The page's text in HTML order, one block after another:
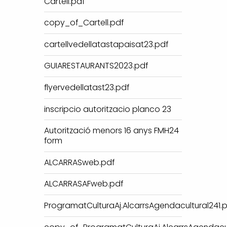
copy_of_Cartell.pdf
cartellvedellatastapaisat23.pdf
GUIARESTAURANTS2023.pdf
flyervedellatast23.pdf
inscripcio autoritzacio planco 23
Autorització menors 16 anys FMH24
form
ALCARRASweb.pdf
ALCARRASAFweb.pdf